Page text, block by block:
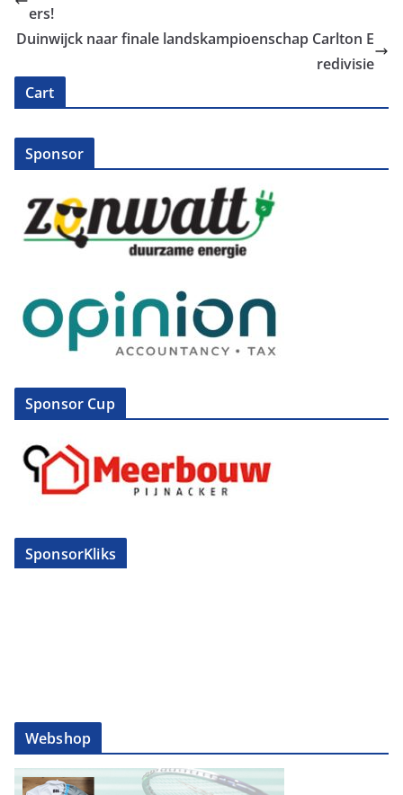
ers!
Duinwijck naar finale landskampioenschap Carlton E
redivisie
Cart
Sponsor
Sponsor Cup
SponsorKliks
Webshop